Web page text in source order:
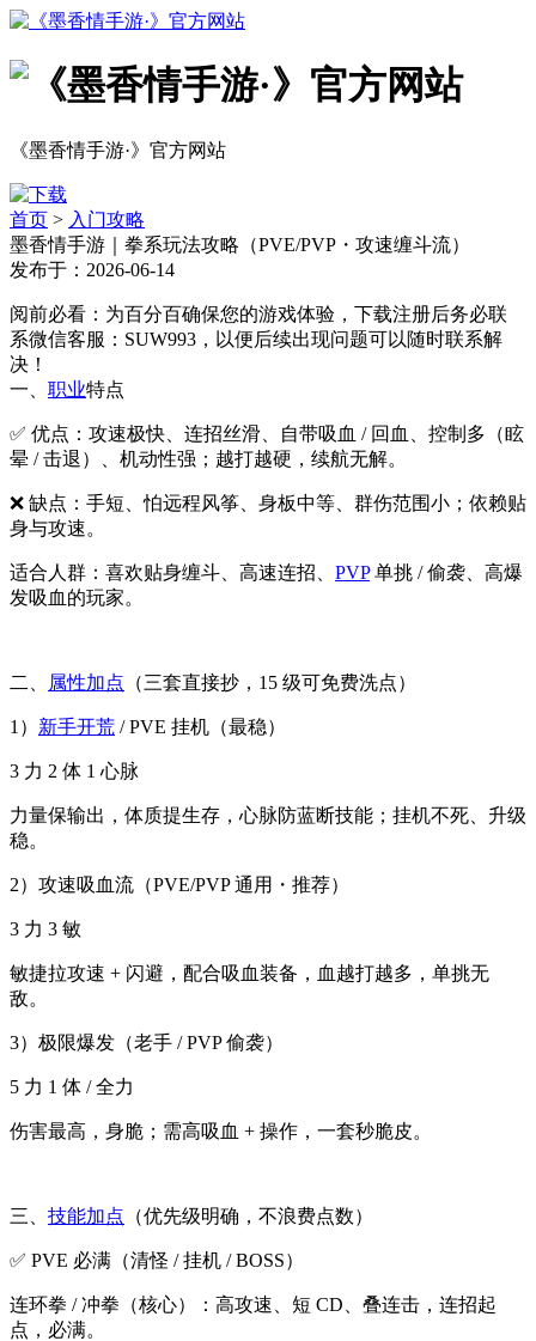
《墨香情手游·》官方网站
首页 > 入门攻略
墨香情手游｜拳系玩法攻略（PVE/PVP・攻速缠斗流）
发布于：2026-06-14
阅前必看：为百分百确保您的游戏体验，下载注册后务必联
系微信客服：SUW993，以便后续出现问题可以随时联系解
决！
一、 职业特点
✅ 优点：攻速极快、连招丝滑、自带吸血 / 回血、控制多（眩
晕 / 击退）、机动性强；越打越硬，续航无解。
❌ 缺点：手短、怕远程风筝、身板中等、群伤范围小；依赖贴
身与攻速。
适合人群：喜欢贴身缠斗、高速连招、 PVP单挑 / 偷袭、高爆
发吸血的玩家。
二、 属性加点 （三套直接抄，15 级可免费洗点）
1） 新手开荒 / PVE 挂机（最稳）
3 力 2 体 1 心脉
力量保输出，体质提生存，心脉防蓝断技能；挂机不死、升级
稳。
2）攻速吸血流（PVE/PVP 通用・推荐）
3 力 3 敏
敏捷拉攻速 + 闪避，配合吸血装备，血越打越多，单挑无
敌。
3）极限爆发（老手 / PVP 偷袭）
5 力 1 体 / 全力
伤害最高，身脆；需高吸血 + 操作，一套秒脆皮。
三、 技能加点 （优先级明确，不浪费点数）
✅ PVE 必满（清怪 / 挂机 / BOSS）
连环拳 / 冲拳（核心）：高攻速、短 CD、叠连击，连招起
点，必满。